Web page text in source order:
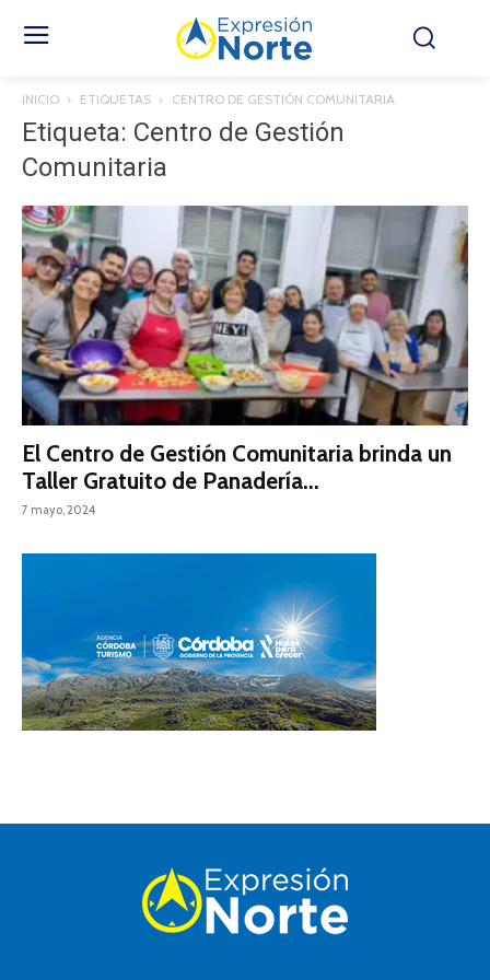
INICIO ETIQUETAS CENTRO DE GESTIÓN COMUNITARIA
Etiqueta: Centro de Gestión
Comunitaria
El Centro de Gestión Comunitaria brinda un
Taller Gratuito de Panadería...
7 mayo, 2024